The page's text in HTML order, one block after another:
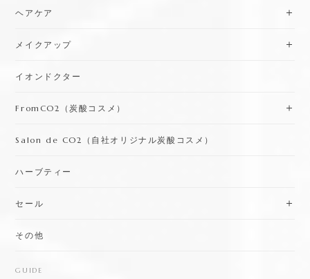
ヘアケア
メイクアップ
イオンドクター
FromCO2（炭酸コスメ）
Salon de CO2（自社オリジナル炭酸コスメ）
ハーブティー
セール
その他
GUIDE